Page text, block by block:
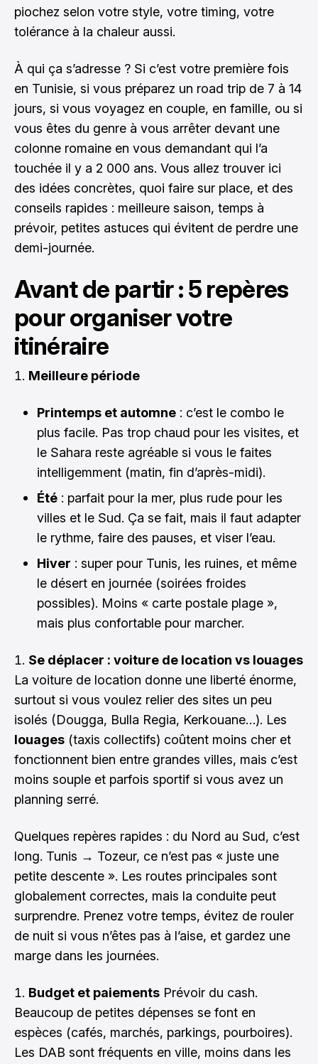
piochez selon votre style, votre timing, votre
tolérance à la chaleur aussi.
À qui ça s’adresse ? Si c’est votre première fois
en Tunisie, si vous préparez un road trip de 7 à 14
jours, si vous voyagez en couple, en famille, ou si
vous êtes du genre à vous arrêter devant une
colonne romaine en vous demandant qui l’a
touchée il y a 2 000 ans. Vous allez trouver ici
des idées concrètes, quoi faire sur place, et des
conseils rapides : meilleure saison, temps à
prévoir, petites astuces qui évitent de perdre une
demi-journée.
Avant de partir : 5 repères
pour organiser votre
itinéraire
Meilleure période
Printemps et automne : c’est le combo le
plus facile. Pas trop chaud pour les visites, et
le Sahara reste agréable si vous le faites
intelligemment (matin, fin d’après-midi).
Été : parfait pour la mer, plus rude pour les
villes et le Sud. Ça se fait, mais il faut adapter
le rythme, faire des pauses, et viser l’eau.
Hiver : super pour Tunis, les ruines, et même
le désert en journée (soirées froides
possibles). Moins « carte postale plage »,
mais plus confortable pour marcher.
Se déplacer : voiture de location vs louages
La voiture de location donne une liberté énorme,
surtout si vous voulez relier des sites un peu
isolés (Dougga, Bulla Regia, Kerkouane…). Les
louages (taxis collectifs) coûtent moins cher et
fonctionnent bien entre grandes villes, mais c’est
moins souple et parfois sportif si vous avez un
planning serré.
Quelques repères rapides : du Nord au Sud, c’est
long. Tunis → Tozeur, ce n’est pas « juste une
petite descente ». Les routes principales sont
globalement correctes, mais la conduite peut
surprendre. Prenez votre temps, évitez de rouler
de nuit si vous n’êtes pas à l’aise, et gardez une
marge dans les journées.
Budget et paiements Prévoir du cash.
Beaucoup de petites dépenses se font en
espèces (cafés, marchés, parkings, pourboires).
Les DAB sont fréquents en ville, moins dans les